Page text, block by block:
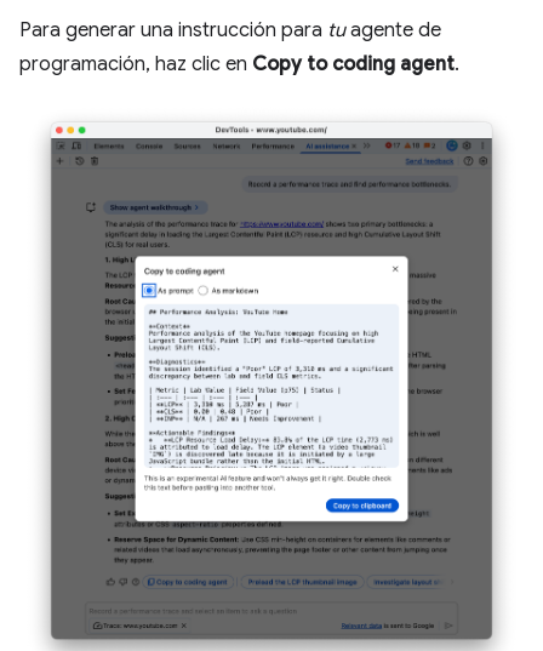
Para generar una instrucción para tuagente de
programación, haz clic en Copy to coding agent.